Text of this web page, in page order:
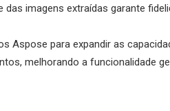
das imagens extraídas garante
Aspose para expandir as
melhorando a funcionalidade